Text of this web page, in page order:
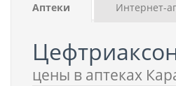
Аптеки Интернет-
цены в аптеках